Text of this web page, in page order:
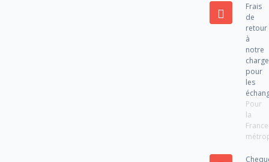
Frais
de
retour
à
notre
charge
pour
les
Pour
la
France